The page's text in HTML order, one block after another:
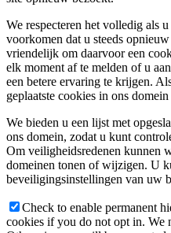
We respecteren het volledig als
voorkomen dat u steeds
vriendelijk om daarvoor een
elk moment af te melden of u
een ​​betere ervaring te krijgen.
geplaatste cookies in ons
We bieden u een lijst met
ons domein, zodat u kunt
Om veiligheidsredenen kunnen
domeinen tonen of wijzigen. U
beveiligingsinstellingen van uw
Check to enable permanent
cookies if you do not opt in. We